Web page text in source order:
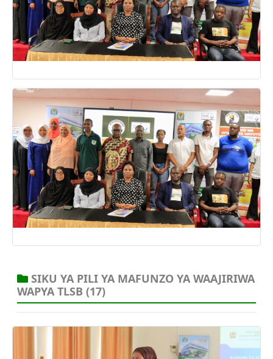
19 Jul, 2025
19 Jul, 2025
SIKU YA PILI YA MAFUNZO YA WAAJIRIWA
WAPYA TLSB(17)